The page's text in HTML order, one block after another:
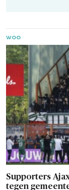
woo
Supporters
tegen